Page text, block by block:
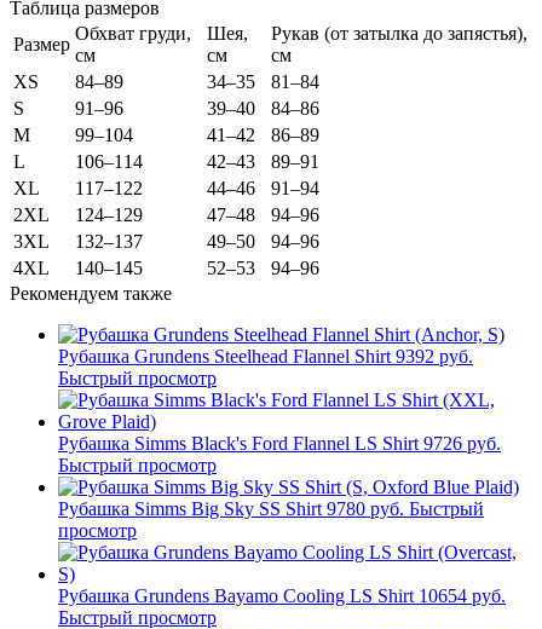
Таблица размеров
Размер
Обхват груди,
см
Шея,
см
Рукав (от затылка до запястья),
см
XS
84–89 34–35
81–84
S
91–96 39–40
84–86
M
99–104 41–42
86–89
L
106–114 42–43
89–91
XL
117–122 44–46
91–94
2XL
124–129 47–48
94–96
3XL
132–137 49–50
94–96
4XL
140–145 52–53
94–96
Рекомендуем также
Рубашка Grundens Steelhead Flannel Shirt 9392 руб.
Быстрый просмотр
Рубашка Simms Black's Ford Flannel LS Shirt 9726 руб.
Быстрый просмотр
Рубашка Simms Big Sky SS Shirt 9780 руб. Быстрый
просмотр
Рубашка Grundens Bayamo Cooling LS Shirt 10654 руб.
Быстрый просмотр